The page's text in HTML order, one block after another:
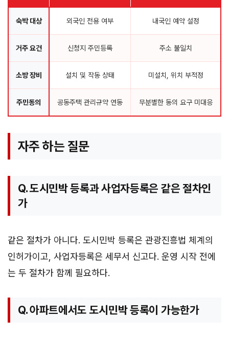
숙박 대상 외국인 전용 여부 내국인 예약 설정
거주 요건 신청지 주민등록 주소 불일치
소방 장비 설치 및 작동 상태 미설치, 위치 부적정
주민동의 공동주택 관리규약 연동 무분별한 동의 요구 미대응
자주 하는 질문
Q. 도시민박 등록과 사업자등록은 같은 절차인
가
같은 절차가 아니다. 도시민박 등록은 관광진흥법 체계의
인허가이고, 사업자등록은 세무서 신고다. 운영 시작 전에
는 두 절차가 함께 필요하다.
Q. 아파트에서도 도시민박 등록이 가능한가